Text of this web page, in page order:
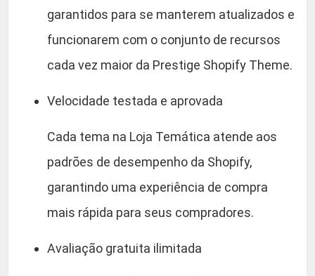
garantidos para se manterem atualizados e
funcionarem com o conjunto de recursos
cada vez maior da Prestige Shopify Theme.
Velocidade testada e aprovada
Cada tema na Loja Temática atende aos
padrões de desempenho da Shopify,
garantindo uma experiência de compra
mais rápida para seus compradores.
Avaliação gratuita ilimitada